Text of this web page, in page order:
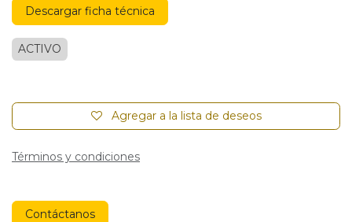
Descargar ficha técnica
ACTIVO
Agregar a la lista de deseos
Términos y condiciones
Contáctanos